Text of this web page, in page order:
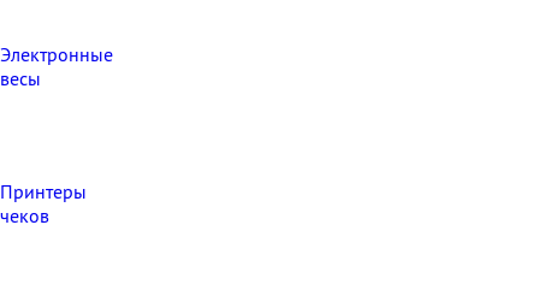
Электронные
весы
Принтеры
чеков